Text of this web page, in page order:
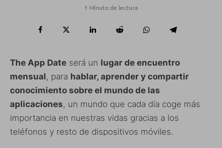
1 Minuto de lectura
The App Date será un lugar de encuentro
mensual, para hablar, aprender y compartir
conocimiento sobre el mundo de las
aplicaciones, un mundo que cada día coge más
importancia en nuestras vidas gracias a los
teléfonos y resto de dispositivos móviles.